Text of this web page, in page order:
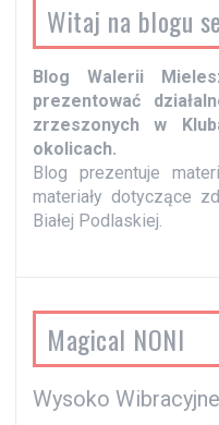
Witaj na blogu
Blog Walerii
prezentować
zrzeszonych w
okolicach.
Blog prezentuje
materiały dotyczące
Białej Podlaskiej.
Magical NONI
Wysoko